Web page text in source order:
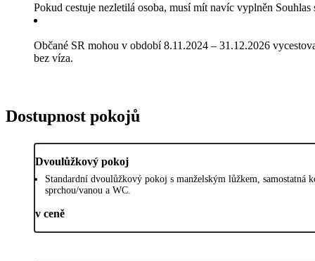
Pokud cestuje nezletilá osoba, musí mít navíc vyplněn Souhlas
Občané SR mohou v období 8.11.2024 – 31.12.2026
bez víza.
Dostupnost pokojů
Dvoulůžkový pokoj
Standardní dvoulůžkový pokoj s manželským lůžkem, samostatná
sprchou/vanou a WC.
v ceně